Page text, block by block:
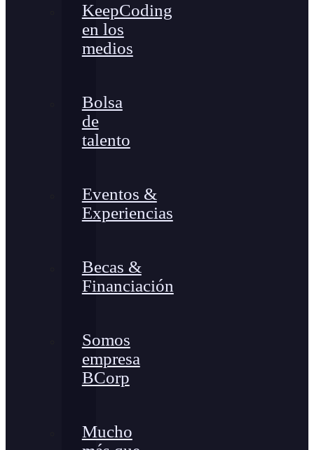
KeepCoding
en los
medios
Bolsa
de
talento
Eventos &
Experiencias
Becas &
Financiación
Somos
empresa
BCorp
Mucho